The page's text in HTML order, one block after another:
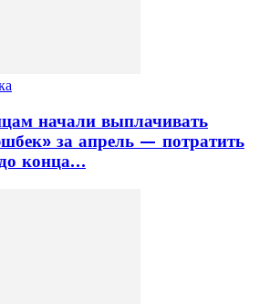
начали выплачивать
за апрель — потратить
конца…